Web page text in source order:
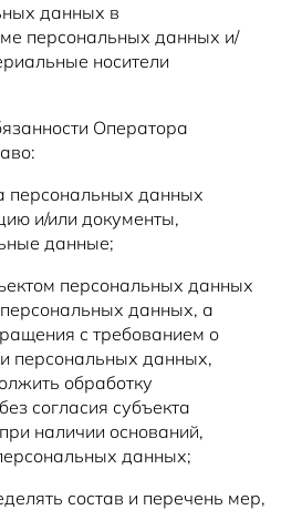
данных в
персональных данных и/
носители
Оператора
персональных данных
и/или документы,
данные;
персональных данных
данных, а
с требованием о
персональных данных,
обработку
согласия субъекта
наличии оснований,
данных;
состав и перечень мер,